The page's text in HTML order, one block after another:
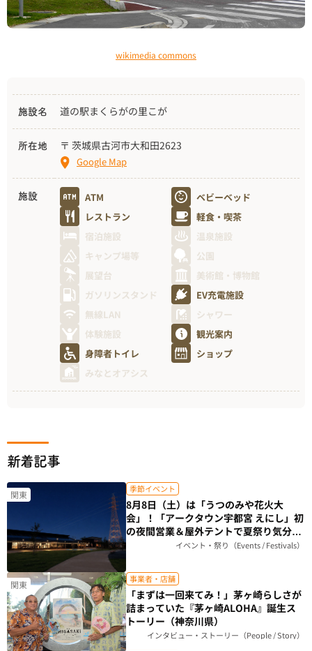
wikimedia commons
施設名 道の駅まくらがの里こが
所在地 〒 茨城県古河市大和田2623
Google Map
施設 ATM
ベビーベッド
レストラン
軽食・喫茶
宿泊施設
温泉施設
キャンプ場等
公園
展望台
美術館・博物館
ガソリンスタンド
EV充電施設
無線LAN
シャワー
体験施設
観光案内
身障者トイレ
ショップ
みなとオアシス
新着記事
関東 季節イベント
8月8日（土）は「うつのみや花火大
会」！「アークタウン宇都宮 えにし」初
の夜間営業＆屋外テントで夏祭り気分を
楽しもう（栃木県）イベント・祭り（Events / Festivals）
関東 事業者・店舗
「まずは一回来てみ！」茅ヶ崎らしさが
詰まっていた『茅ヶ崎ALOHA』誕生ス
トーリー（神奈川県）
インタビュー・ストーリー（People / Story）